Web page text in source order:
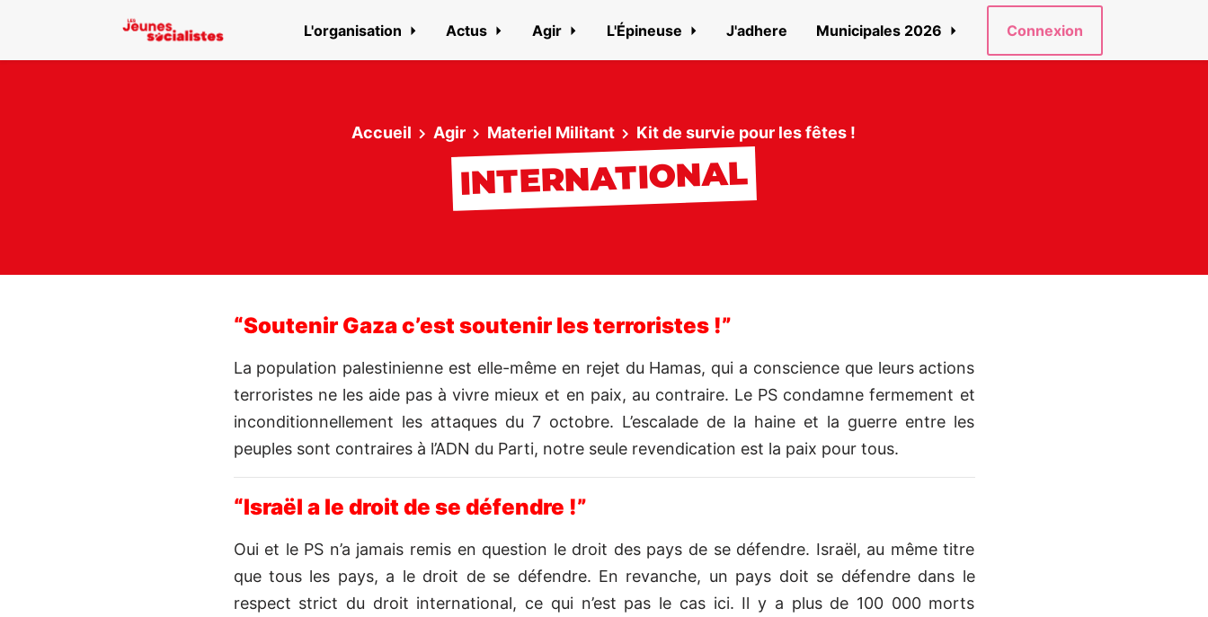
L'organisation Actus Agir L'Épineuse J'adhere Municipales 2026 Connexion
Accueil Agir Materiel Militant Kit de survie pour les fêtes !
INTERNATIONAL
“Soutenir Gaza c’est soutenir les terroristes !”
La population palestinienne est elle-même en rejet du Hamas, qui a conscience que leurs actions
terroristes ne les aide pas à vivre mieux et en paix, au contraire. Le PS condamne fermement et
inconditionnellement les attaques du 7 octobre. L’escalade de la haine et la guerre entre les
peuples sont contraires à l’ADN du Parti, notre seule revendication est la paix pour tous.
“Israël a le droit de se défendre !”
Oui et le PS n’a jamais remis en question le droit des pays de se défendre. Israël, au même titre
que tous les pays, a le droit de se défendre. En revanche, un pays doit se défendre dans le
respect strict du droit international, ce qui n’est pas le cas ici. Il y a plus de 100 000 morts